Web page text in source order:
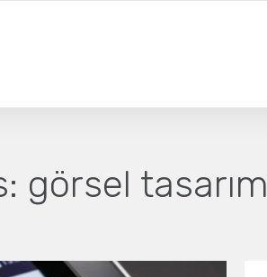
görsel tasarım